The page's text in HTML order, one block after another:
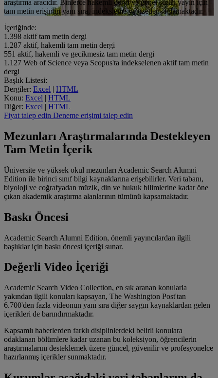
araştırma aracıdır. Binlerce hakemli dergi ve genel süreli yayın için
tam metin erişimin yanı sıra, indeksleme ve özetler sağlamaktadır.
İçeriğinde:
1.398 aktif tam metin dergi
1.287 aktif, hakemli tam metin dergi
551 aktif, hakemli ve gecikmesiz tam metin dergi
1.127 Web of Science veya Scopus'ta indekselenen aktif tam metin
dergi
Başlık Listesi:
Dergiler: Excel | HTML
Konu: Excel | HTML
Diğer: Excel | HTML
Fiyat talep edin Deneme erişimi talep edin
Mezunları Araştırmalarında Destekleyen
Tam Metin İçerik
Üniversite ve yüksek okul mezunları Academic Search Alumni
Edition ile birinci sınıf bilgi kaynaklarına erişebilirler. Veri tabanı,
biyoloji ve coğrafyadan müzik, din ve hukuk bilimlerine kadar öne
çıkan akademik araştırma alanlarının tümünü kapsamaktadır.
Baskı Öncesi
Academic Search Alumni Edition, önemli yayıncılardan ilgili
başlıklar için baskı öncesi içeriği sunar.
Değerli Video İçeriği
Academic Search Video Collection, en sık aranan konularla
yakından ilgili konuları kapsayan, The Washington Post'tan
6.700'den fazla videonun yanı sıra diğer saygın kaynaklardan gelen
içerikleri de barındırmaktadır.
Kapsamlı haberlerden farklı disiplinlerdeki belirli konulara
odaklanan bölümlere kadar uzanan bu koleksiyon, öğrencilerin
araştırmalarını desteklemek üzere güncel, güvenilir ve profesyonelce
hazırlanmış içerikler sunmaktadır.